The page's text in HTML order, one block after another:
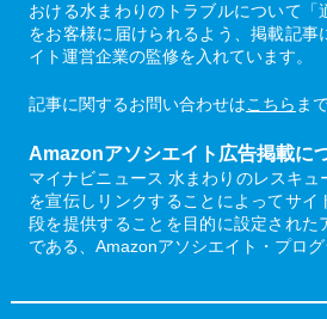
おける水まわりのトラブルについて「
をお客様に届けられるよう、掲載記
イト運営企業の監修を入れています。
記事に関するお問い合わせはこちら ま
Amazonアソシエイト広告掲載に
マイナビニュース 水まわりのレスキ
を宣伝しリンクすることによってサ
段を提供することを目的に設定された
である、Amazonアソシエイト・プログ